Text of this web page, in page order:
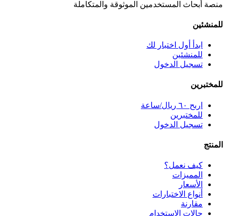
منصة أبحاث المستخدمين الموثوقة والمتكاملة
للمنشئين
ابدأ أول اختبار لك
للمنشئين
تسجيل الدخول
للمختبرين
اربح ٦٠ ريال/ساعة
للمختبرين
تسجيل الدخول
المنتج
كيف نعمل؟
المميزات
الأسعار
أنواع الاختبارات
مقارنة
حالات الاستخدام